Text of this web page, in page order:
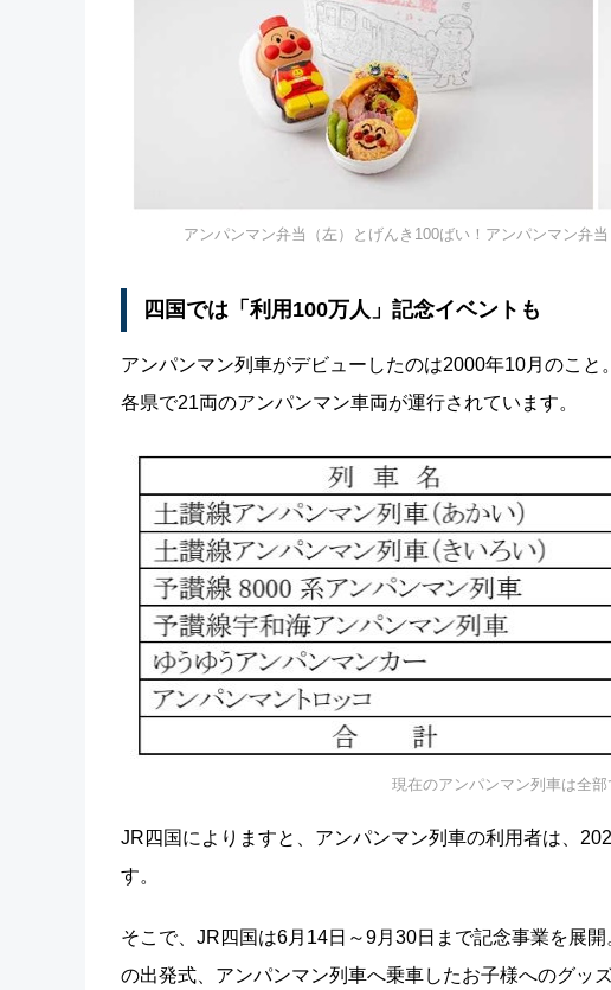
アンパンマン弁当（左）とげんき100ばい！アンパンマン
四国では「利用100万人」記念イベントも
アンパンマン列車がデビューしたのは2000年10月のこ
各県で21両のアンパンマン車両が運行されています。
現在のアンパンマン列車は全部
JR四国によりますと、アンパンマン列車の利用者は、
す。
そこで、JR四国は6月14日～9月30日まで記念事業を展
の出発式、アンパンマン列車へ乗車したお子様へのグッ